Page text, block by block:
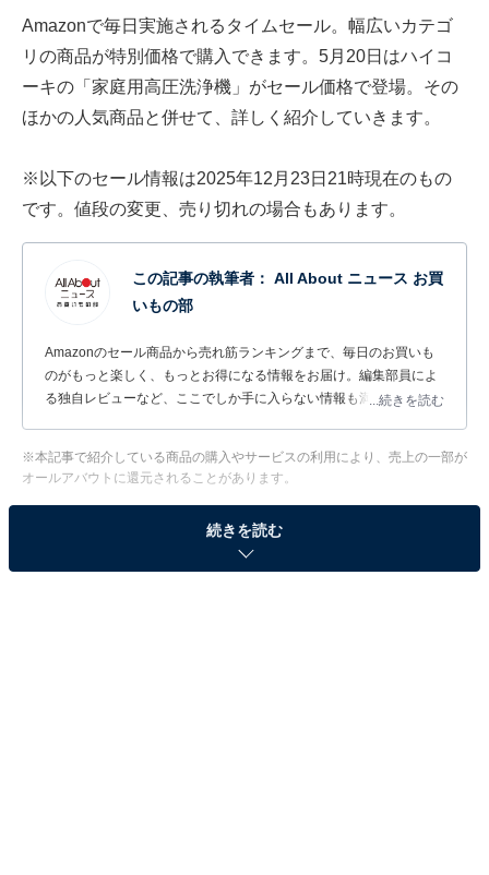
Amazonで毎日実施されるタイムセール。幅広いカテゴ
リの商品が特別価格で購入できます。5月20日はハイコ
ーキの「家庭用高圧洗浄機」がセール価格で登場。その
ほかの人気商品と併せて、詳しく紹介していきます。
※以下のセール情報は2025年12月23日21時現在のもの
です。値段の変更、売り切れの場合もあります。
この記事の執筆者： All About ニュース お買
いもの部
Amazonのセール商品から売れ筋ランキングまで、毎日のお買いも
のがもっと楽しく、もっとお得になる情報をお届け。編集部員によ
る独自レビューなど、ここでしか手に入らない情報も満載です。
...続きを読む
※本記事で紹介している商品の購入やサービスの利用により、売上の一部が
オールアバウトに還元されることがあります。
ハイコーキの「家庭用高圧洗浄機」が6％オフで登
続きを読む